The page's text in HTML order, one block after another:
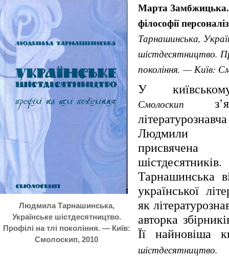
Людмила Тарнашинська,
Українське шістдесятництво.
Профілі на тлі покоління. — Київ:
Смолоскип, 2010
Марта Замбжицька.
філософії
Тарнашинська,
шістдесятництво.
покоління. — Київ:
У
Смолоскип
Людмили
Тарнашинська
української
як
авторка
Її найновіша